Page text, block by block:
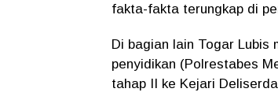
fakta-fakta terungkap di
Di bagian lain Togar Lubis
penyidikan (Polrestabes
tahap II ke Kejari